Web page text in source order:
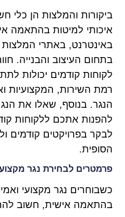
ביקורות והמלצות הן כלי
איכותי למיטות בהתאמה
באינטרנט, באתרי המלצות
בתחום העיצוב והבנייה.
לקוחות קודמים יכולות
רמת השירות, המקצועיות
הנגר. בנוסף, שאלו את
להפנות אתכם ללקוחות
לבקר בפרויקטים קודמים
הסופית.
פרמטרים לבחירת נגר מקצועי
כשבוחרים נגר מקצועי
בהתאמה אישית, חשוב